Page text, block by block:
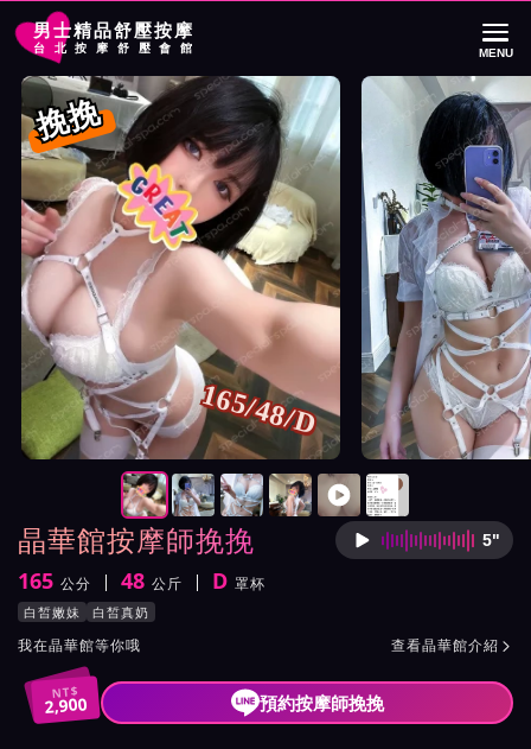
男士精品舒壓按摩
台北按摩舒壓會館 MENU
首頁 晶華館按摩師挽挽詳細介紹
晶華館按摩師挽挽 按摩師
5"
身高
165 公分
體重 48 公斤
罩杯 D 罩杯
按摩師挽挽服務風格與特色
白皙嫩妹 白皙真奶
按摩師挽挽所屬按摩會館介紹與班表
我在晶華館等你哦 查看晶華館介紹 
NT$
2,900 預約按摩師挽挽
晶華館按摩師挽挽照片展示與影片介紹
挽挽
165/48/D
按摩師挽挽照片展示與影片介紹及客戶評價截屏展示